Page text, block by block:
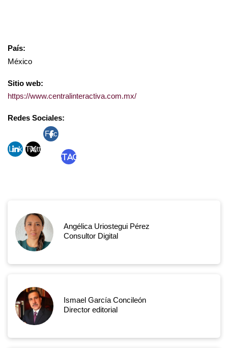
País:
México
Sitio web:
https://www.centralinteractiva.com.mx/
Redes Sociales:
Link Twitt
Fac
Instagram
Angélica Uriostegui Pérez
Consultor Digital
Ismael García Concileón
Director editorial